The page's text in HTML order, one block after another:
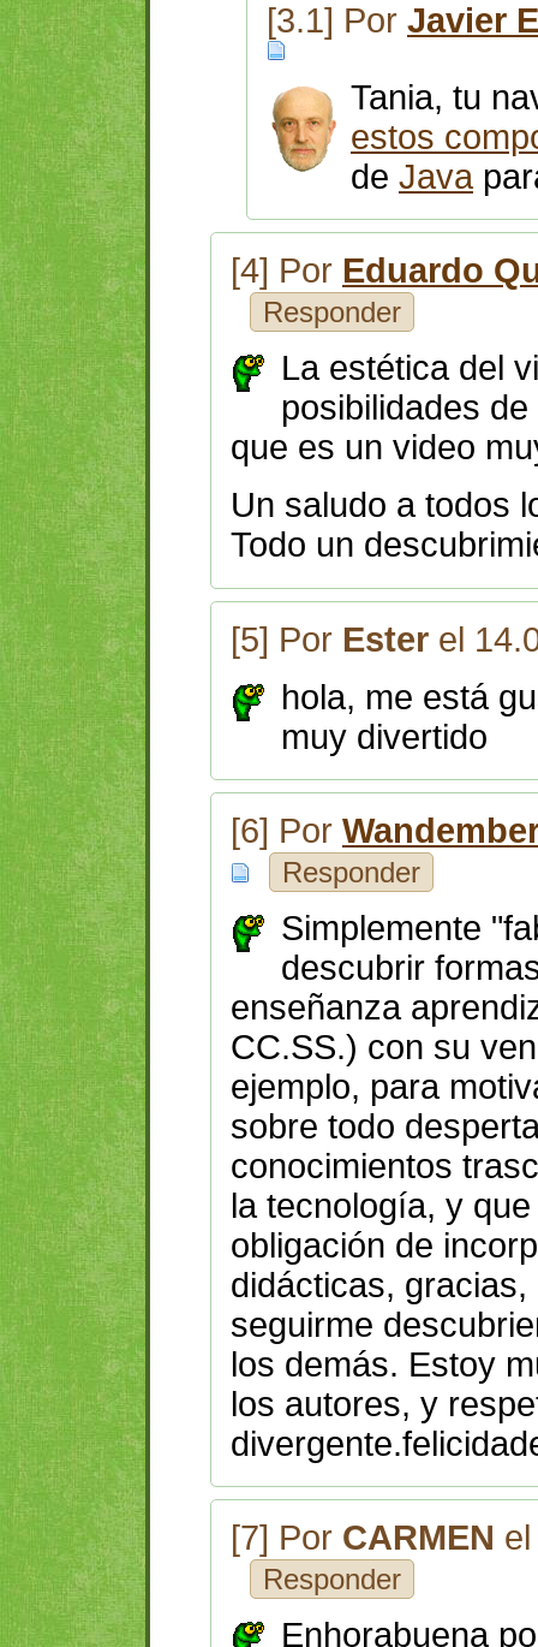
[3.1] Por Javier
Tania, tu
estos
de Java
[4] Por Eduardo
Responder
La estética del
posibilidades
que es un video
Un saludo a todos
Todo un
[5] Por Ester el
hola, me está
muy divertido
[6] Por
Responder
Simplemente
descubrir
enseñanza
CC.SS.) con su
ejemplo, para
sobre todo
conocimientos
la tecnología, y
obligación de
didácticas,
seguirme
los demás. Estoy
los autores, y
[7] Por CARMEN
Responder
Enhorabuena